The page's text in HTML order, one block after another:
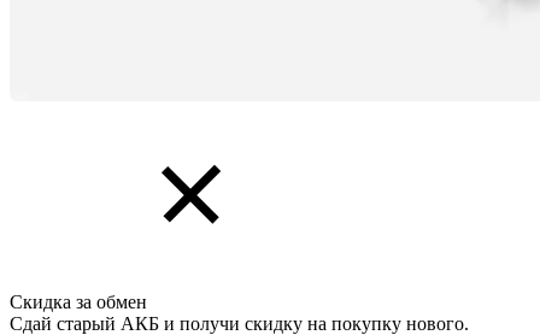
Скидка за обмен
Сдай старый АКБ и получи скидку на покупку нового.